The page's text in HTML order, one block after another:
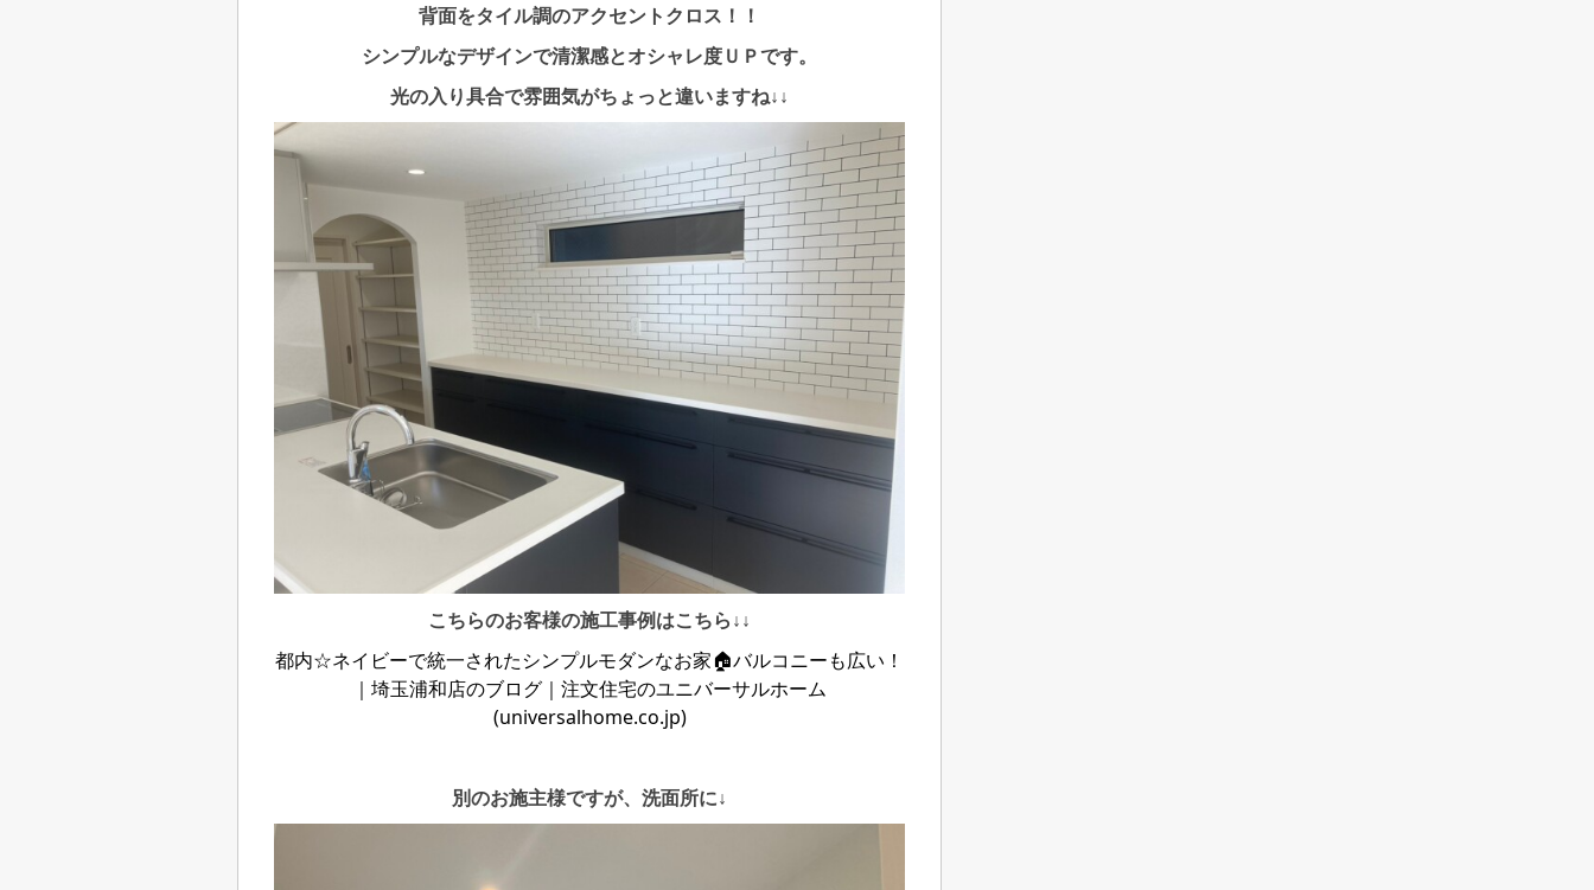
背面をタイル調のアクセントクロス！！
シンプルなデザインで清潔感とオシャレ度ＵＰです。
光の入り具合で雰囲気がちょっと違いますね↓↓
こちらのお客様の施工事例はこちら↓↓
都内☆ネイビーで統一されたシンプルモダンなお家🏠バルコニーも広い！
｜埼玉浦和店のブログ｜注文住宅のユニバーサルホーム
(universalhome.co.jp)
別のお施主様ですが、洗面所に↓